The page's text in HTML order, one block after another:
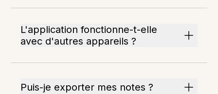
L'application fonctionne-t-elle
avec d'autres appareils ?
Puis-je exporter mes notes ?